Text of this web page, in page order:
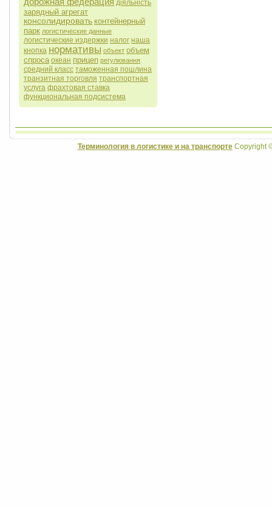
діяльність
зарядный агрегат
консолидировать контейнерный
парк логистические данные
логистические издержки налог наша
кнопка нормативы объект объем
спроса океан прицеп регулювання
средний класс таможенная пошлина
транзитная торговля транспортная
услуга фрахтовая ставка
функциональная подсистема
Терминология в логистике и на транспортеCopyright